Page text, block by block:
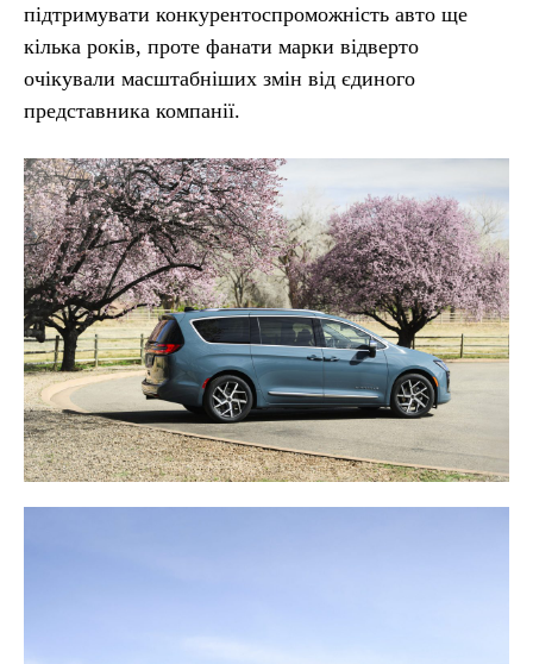
підтримувати конкурентоспроможність авто ще
кілька років, проте фанати марки відверто
очікували масштабніших змін від єдиного
представника компанії.